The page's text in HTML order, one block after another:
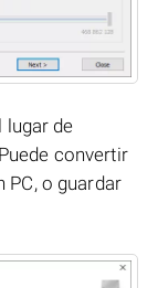
lugar de
convertir
PC, o guardar